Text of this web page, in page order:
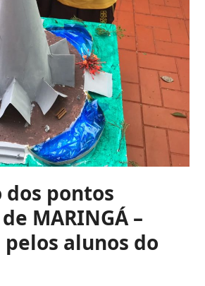
dos pontos
MARINGÁ –
pelos alunos do